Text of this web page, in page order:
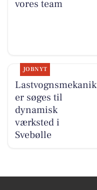
vores team
JOBNYT
Lastvognsmekanik
er søges til
dynamisk
værksted i
Svebølle